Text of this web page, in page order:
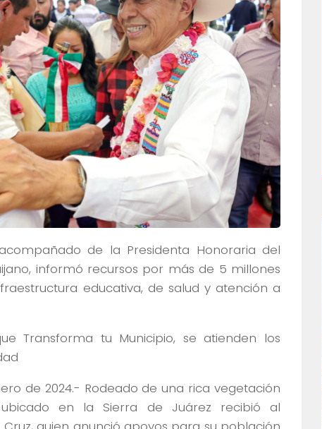
de la Presidenta Honoraria del
informó recursos por más de 5 millones
educativa, de salud y atención a
Transforma tu Municipio, se atienden los
de 2024.- Rodeado de una rica vegetación
en la Sierra de Juárez recibió al